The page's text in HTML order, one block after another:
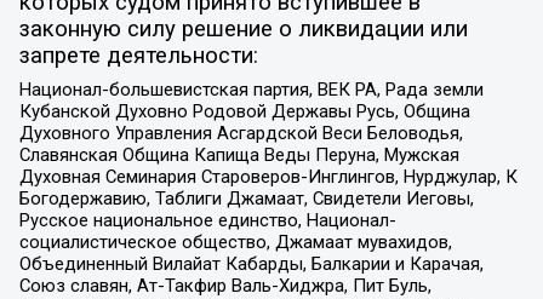
законную силу решение о ликвидации или
запрете деятельности:
Национал-большевистская партия, ВЕК РА, Рада земли
Кубанской Духовно Родовой Державы Русь, Община
Духовного Управления Асгардской Веси Беловодья,
Славянская Община Капища Веды Перуна, Мужская
Духовная Семинария Староверов-Инглингов, Нурджулар, К
Богодержавию, Таблиги Джамаат, Свидетели Иеговы,
Русское национальное единство, Национал-
социалистическое общество, Джамаат мувахидов,
Объединенный Вилайат Кабарды, Балкарии и Карачая,
Союз славян, Ат-Такфир Валь-Хиджра, Пит Буль,